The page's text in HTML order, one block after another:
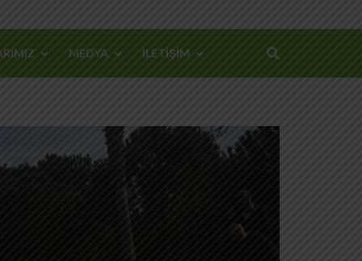
MEDYA İLETİŞİM